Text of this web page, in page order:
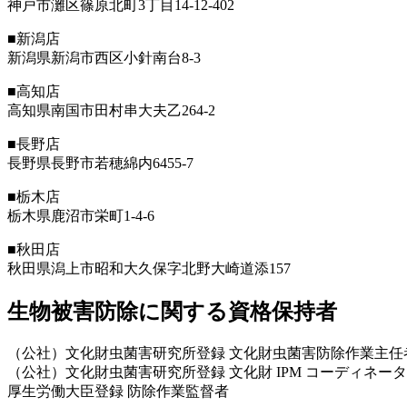
神戸市灘区篠原北町3丁目14-12-402
■新潟店
新潟県新潟市西区小針南台8-3
■高知店
高知県南国市田村串大夫乙264-2
■長野店
長野県長野市若穂綿内6455-7
■栃木店
栃木県鹿沼市栄町1-4-6
■秋田店
秋田県潟上市昭和大久保字北野大崎道添157
生物被害防除に関する資格保持者
（公社）文化財虫菌害研究所登録 文化財虫菌害防除作業主任
（公社）文化財虫菌害研究所登録 文化財 IPM コーディネータ
厚生労働大臣登録 防除作業監督者